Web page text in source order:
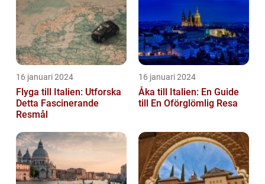
16 januari 2024
Flyga till Italien: Utforska
Detta Fascinerande
Resmål
16 januari 2024
Åka till Italien: En Guide
till En Oförglömlig Resa